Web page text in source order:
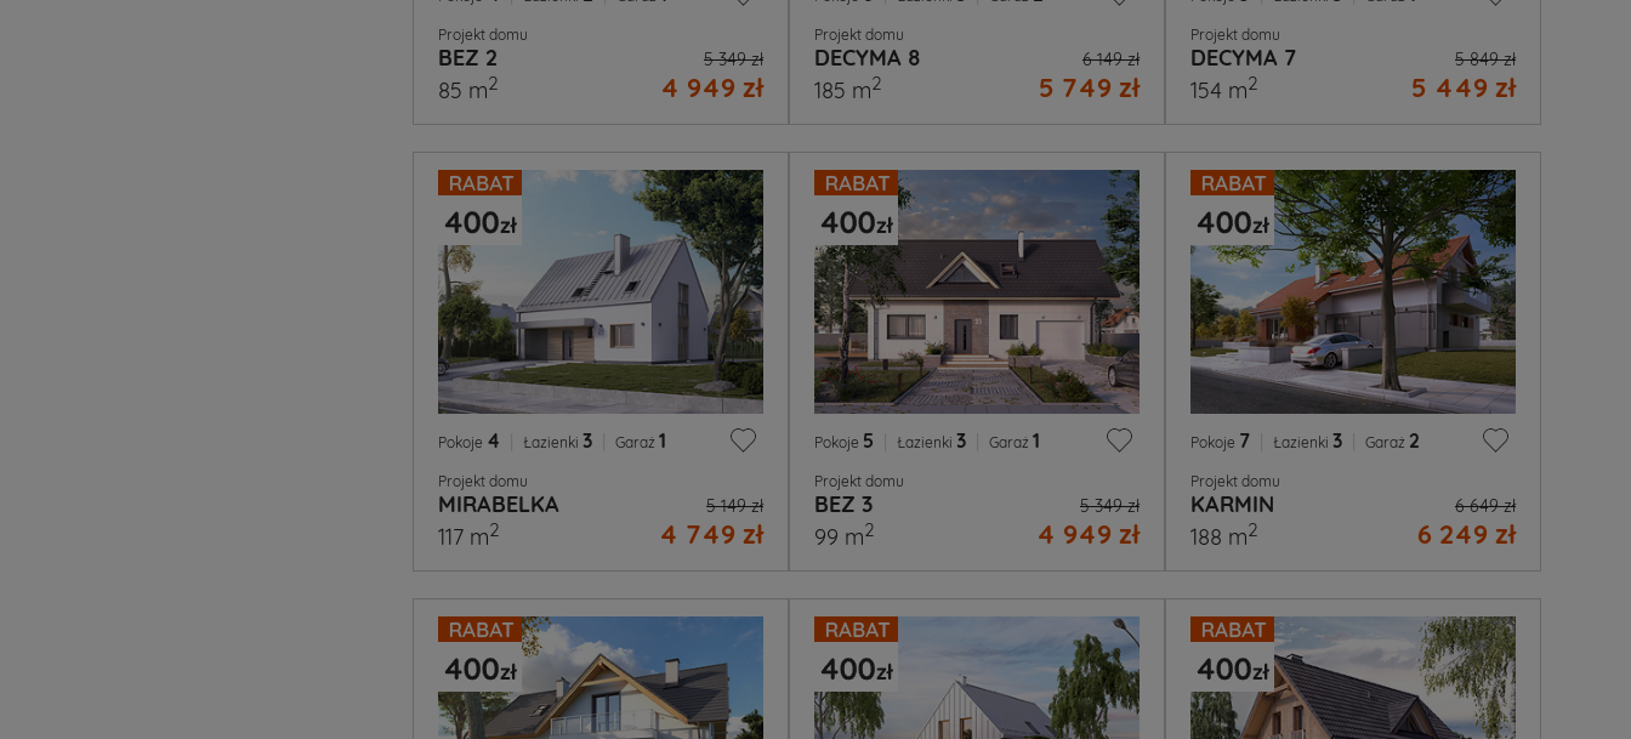
Projekt domu
BEZ 2 5 349 zł
4 949 zł
85 m2
Projekt domu
DECYMA 8 6 149 zł
5 749 zł
185 m2
Projekt domu
DECYMA 7 5 849 zł
5 449 zł
154 m2
Pokoje 4 Łazienki 3 Garaż 1
Projekt domu
MIRABELKA 5 149 zł
4 749 zł
117 m2
Pokoje 5 Łazienki 3 Garaż 1
Projekt domu
BEZ 3 5 349 zł
4 949 zł
99 m2
Pokoje 7 Łazienki 3 Garaż 2
Projekt domu
KARMIN 6 649 zł
6 249 zł
188 m2